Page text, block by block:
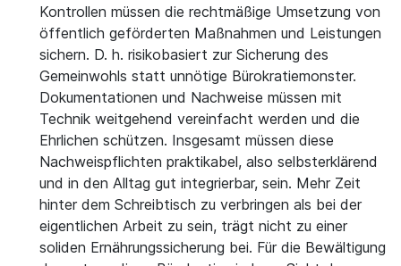
Kontrollen müssen die rechtmäßige Umsetzung von
öffentlich geförderten Maßnahmen und Leistungen
sichern. D. h. risikobasiert zur Sicherung des
Gemeinwohls statt unnötige Bürokratiemonster.
Dokumentationen und Nachweise müssen mit
Technik weitgehend vereinfacht werden und die
Ehrlichen schützen. Insgesamt müssen diese
Nachweispflichten praktikabel, also selbsterklärend
und in den Alltag gut integrierbar, sein. Mehr Zeit
hinter dem Schreibtisch zu verbringen als bei der
eigentlichen Arbeit zu sein, trägt nicht zu einer
soliden Ernährungssicherung bei. Für die Bewältigung